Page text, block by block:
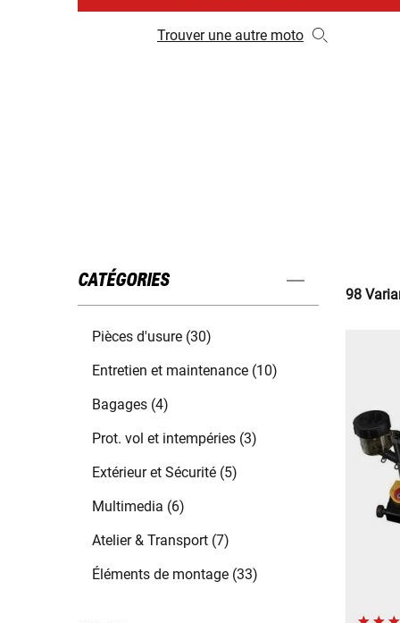
Trouver une autre moto
CATÉGORIES
Pièces d'usure (30)
Entretien et maintenance (10)
Bagages (4)
Prot. vol et intempéries (3)
Extérieur et Sécurité (5)
Multimedia (6)
Atelier & Transport (7)
Éléments de montage (33)
98